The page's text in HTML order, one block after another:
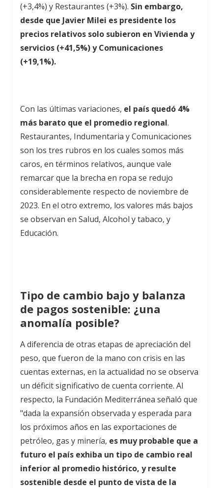
(+3,4%) y Restaurantes (+3%). Sin embargo,
desde que Javier Milei es presidente los
precios relativos solo subieron en Vivienda y
servicios (+41,5%) y Comunicaciones
(+19,1%).
Con las últimas variaciones, el país quedó 4%
más barato que el promedio regional.
Restaurantes, Indumentaria y Comunicaciones
son los tres rubros en los cuales somos más
caros, en términos relativos, aunque vale
remarcar que la brecha en ropa se redujo
considerablemente respecto de noviembre de
2023. En el otro extremo, los valores más bajos
se observan en Salud, Alcohol y tabaco, y
Educación.
Tipo de cambio bajo y balanza
de pagos sostenible: ¿una
anomalía posible?
A diferencia de otras etapas de apreciación del
peso, que fueron de la mano con crisis en las
cuentas externas, en la actualidad no se observa
un déficit significativo de cuenta corriente. Al
respecto, la Fundación Mediterránea señaló que
"dada la expansión observada y esperada para
los próximos años en las exportaciones de
petróleo, gas y minería, es muy probable que a
futuro el país exhiba un tipo de cambio real
inferior al promedio histórico, y resulte
sostenible desde el punto de vista de la